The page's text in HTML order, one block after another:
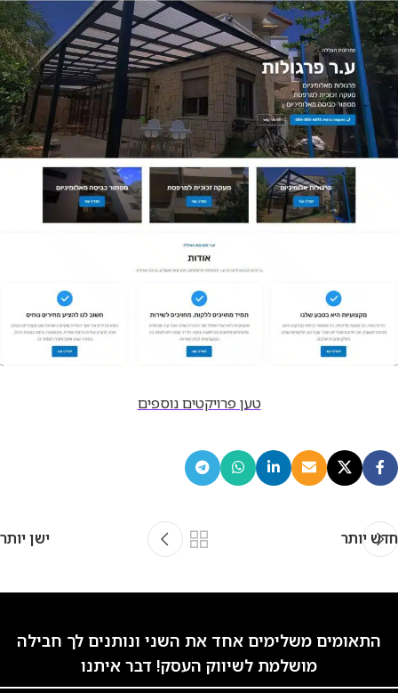
אקספרס תיקונים
טען פרויקטים נוספים
חדש יותר ישן יותר
התאומים משלימים אחד את השני ונותנים לך חבילה
מושלמת לשיווק העסק! דבר איתנו